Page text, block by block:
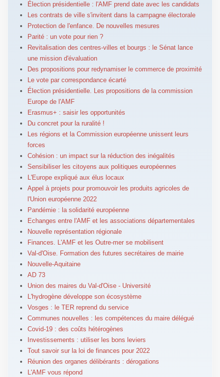
Élection présidentielle : l'AMF prend date avec les candidats
Les contrats de ville s'invitent dans la campagne électorale
Protection de l'enfance. De nouvelles mesures
Parité : un vote pour rien ?
Revitalisation des centres-villes et bourgs : le Sénat lance
une mission d'évaluation
Des propositions pour redynamiser le commerce de proximité
Le vote par correspondance écarté
Élection présidentielle. Les propositions de la commission
Europe de l'AMF
Erasmus+ : saisir les opportunités
Du concret pour la ruralité !
Les régions et la Commission européenne unissent leurs
forces
Cohésion : un impact sur la réduction des inégalités
Sensibiliser les citoyens aux politiques européennes
L'Europe expliqué aux élus locaux
Appel à projets pour promouvoir les produits agricoles de
l'Union européenne 2022
Pandémie : la solidarité européenne
Echanges entre l'AMF et les associations départementales
Nouvelle représentation régionale
Finances. L'AMF et les Outre-mer se mobilisent
Val-d'Oise. Formation des futures secrétaires de mairie
Nouvelle-Aquitaine
AD 73
Union des maires du Val-d'Oise - Université
L'hydrogène développe son écosystème
Vosges : le TER reprend du service
Communes nouvelles : les compétences du maire délégué
Covid-19 : des coûts hétérogènes
Investissements : utiliser les bons leviers
Tout savoir sur la loi de finances pour 2022
Réunion des organes délibérants : dérogations
L'AMF vous répond